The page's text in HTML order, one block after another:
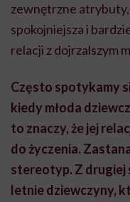
zewnętrzne atrybuty,
spokojniejsza i
relacji z dojrzalszym
Często spotykamy
kiedy młoda
to znaczy, że jej
do życzenia.
stereotyp. Z drugiej
letnie dziewczyny,